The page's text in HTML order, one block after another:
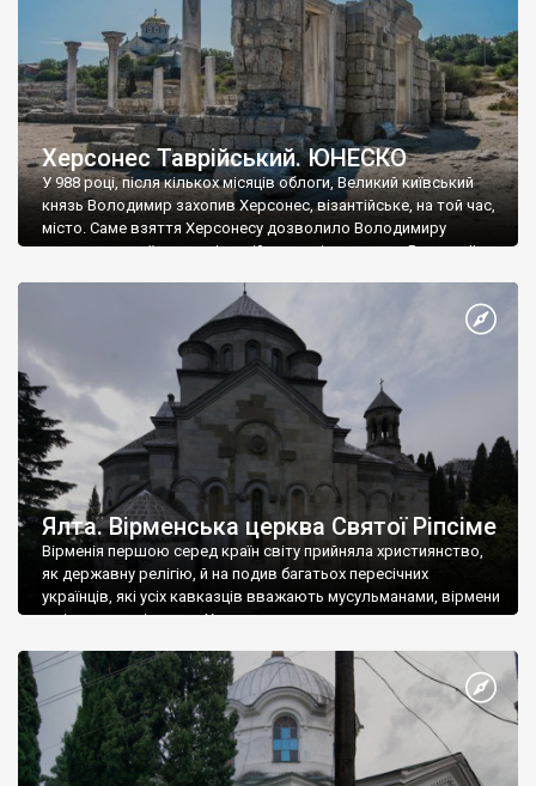
Херсонес Таврійський. ЮНЕСКО
У 988 році, після кількох місяців облоги, Великий київський
князь Володимир захопив Херсонес, візантійське, на той час,
місто. Саме взяття Херсонесу дозволило Володимиру
диктувати свої умови візантійському імператору Василю ІІ, та
Херсонесі Володимир-язичник, став Василем-християнином.
А потім було Хрещення Русі. На честь Херсонесу Таврійського
Ялта. Вірменська церква Святої Ріпсіме
Вірменія першою серед країн світу прийняла християнство,
як державну релігію, й на подив багатьох пересічних
українців, які усіх кавказців вважають мусульманами, вірмени
є відданими вірянами Христа